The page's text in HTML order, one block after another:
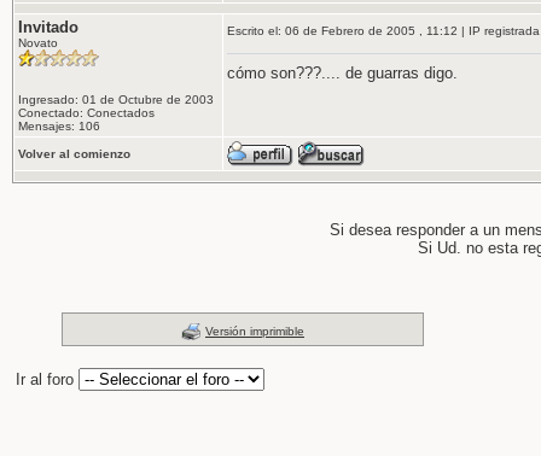
Invitado
Novato
Ingresado: 01 de Octubre de 2003
Conectado: Conectados
Mensajes: 106
Escrito el: 06 de Febrero de 2005 , 11:12 | IP registrada
cómo son???.... de guarras digo.
Volver al comienzo
Si desea responder a un
Si Ud. no esta
Versión imprimible
Ir al foro